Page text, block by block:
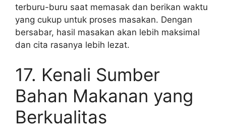
terburu-buru saat memasak dan berikan waktu
yang cukup untuk proses masakan. Dengan
bersabar, hasil masakan akan lebih maksimal
dan cita rasanya lebih lezat.
17. Kenali Sumber
Bahan Makanan yang
Berkualitas